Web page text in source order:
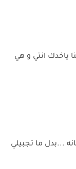
ياخدك انتي و هي
...بدل ما تجبيلي